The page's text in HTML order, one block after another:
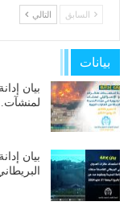
السابق التالي
بيانات
بيان
بيان